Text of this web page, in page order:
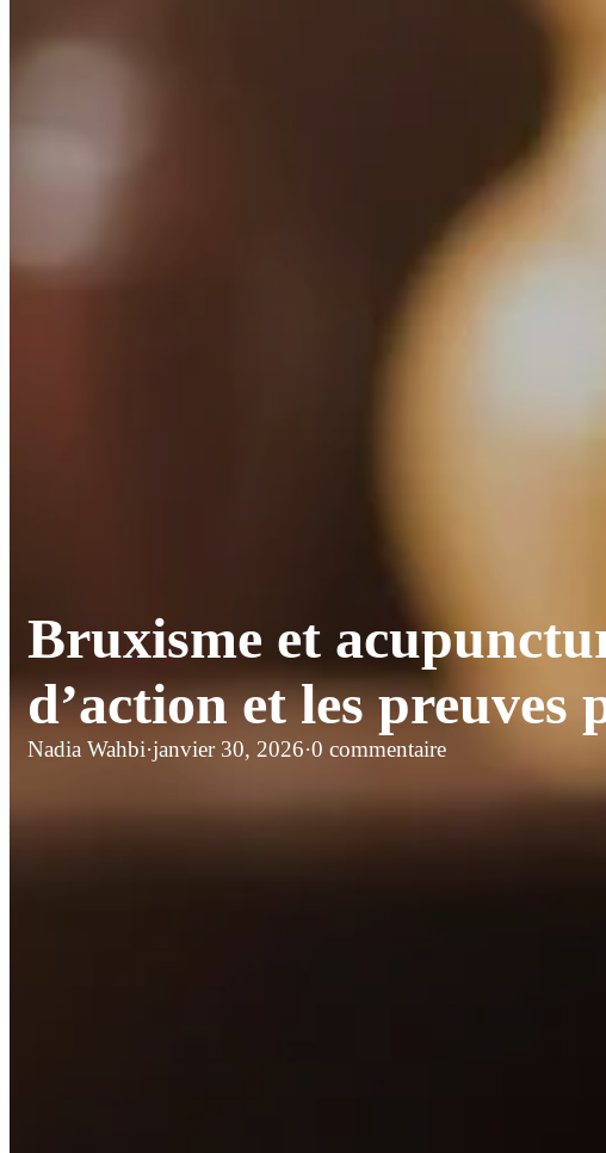
Bruxisme et
d’action et les
Nadia Wahbi·janvier 30, 2026·0 commentaire